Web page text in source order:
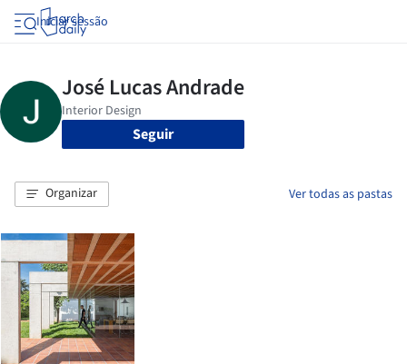
Iniciar sessão
Seguir
Organizar Ver todas as pastas